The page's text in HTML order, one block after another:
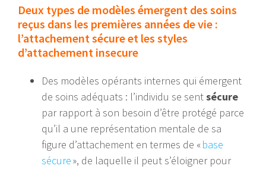
Deux types de modèles émergent des soins
reçus dans les premières années de vie :
l’attachement sécure et les styles
d’attachement insecure
Des modèles opérants internes qui émergent
de soins adéquats : l’individu se sentsécure
par rapport à son besoin d’être protégé parce
qu’il a une représentation mentale de sa
figure d’attachement en termes de «base
sécure», de laquelle il peut s’éloigner pour